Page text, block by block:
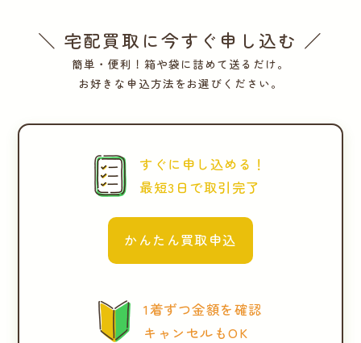
＼ 宅配買取に今すぐ申し込む ／
簡単・便利！箱や袋に詰めて送るだけ。
お好きな申込方法をお選びください。
すぐに申し込める！
最短3日で取引完了
かんたん買取申込
1着ずつ金額を確認
キャンセルもOK